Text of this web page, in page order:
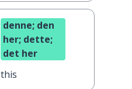
denne; den
her; dette;
det her
this